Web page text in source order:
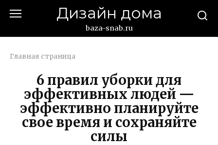
Дизайн дома
baza-snab.ru
Главная страница
6 правил уборки для
эффективных людей —
эффективно планируйте
свое время и сохраняйте
силы